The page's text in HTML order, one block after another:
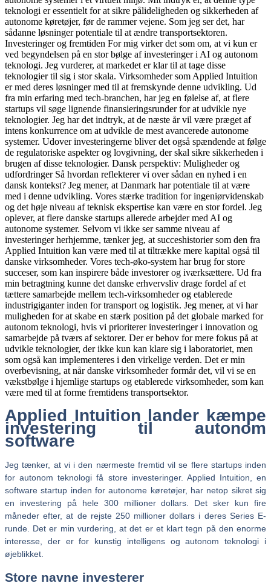
Applied Intuition lander kæmpe
investering til autonom
software
Jeg tænker, at vi i den nærmeste fremtid vil se flere startups inden
for autonom teknologi få store investeringer. Applied Intuition, en
software startup inden for autonome køretøjer, har netop sikret sig
en investering på hele 300 millioner dollars. Det sker kun fire
måneder efter, at de rejste 250 millioner dollars i deres Series E-
runde. Det er min vurdering, at det er et klart tegn på den enorme
interesse, der er for kunstig intelligens og autonom teknologi i
øjeblikket.
Store navne investerer